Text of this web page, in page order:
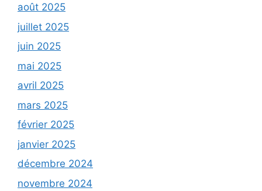
août 2025
juillet 2025
juin 2025
mai 2025
avril 2025
mars 2025
février 2025
janvier 2025
décembre 2024
novembre 2024